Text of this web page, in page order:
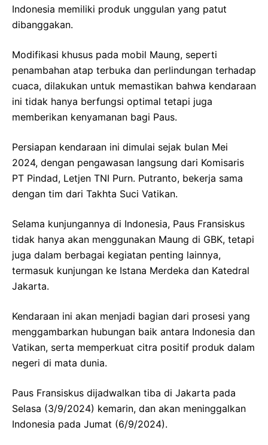
Indonesia memiliki produk unggulan yang patut
dibanggakan.
Modifikasi khusus pada mobil Maung, seperti
penambahan atap terbuka dan perlindungan terhadap
cuaca, dilakukan untuk memastikan bahwa kendaraan
ini tidak hanya berfungsi optimal tetapi juga
memberikan kenyamanan bagi Paus.
Persiapan kendaraan ini dimulai sejak bulan Mei
2024, dengan pengawasan langsung dari Komisaris
PT Pindad, Letjen TNI Purn. Putranto, bekerja sama
dengan tim dari Takhta Suci Vatikan.
Selama kunjungannya di Indonesia, Paus Fransiskus
tidak hanya akan menggunakan Maung di GBK, tetapi
juga dalam berbagai kegiatan penting lainnya,
termasuk kunjungan ke Istana Merdeka dan Katedral
Jakarta.
Kendaraan ini akan menjadi bagian dari prosesi yang
menggambarkan hubungan baik antara Indonesia dan
Vatikan, serta memperkuat citra positif produk dalam
negeri di mata dunia.
Paus Fransiskus dijadwalkan tiba di Jakarta pada
Selasa (3/9/2024) kemarin, dan akan meninggalkan
Indonesia pada Jumat (6/9/2024).